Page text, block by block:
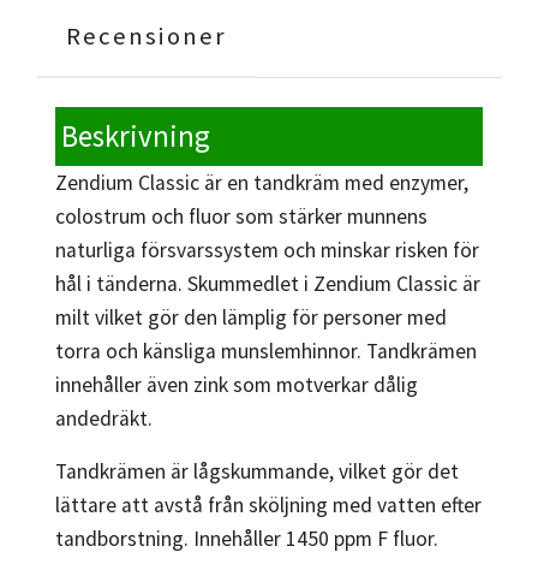
Recensioner
Beskrivning
Zendium Classic är en tandkräm med enzymer,
colostrum och fluor som stärker munnens
naturliga försvarssystem och minskar risken för
hål i tänderna. Skummedlet i Zendium Classic är
milt vilket gör den lämplig för personer med
torra och känsliga munslemhinnor. Tandkrämen
innehåller även zink som motverkar dålig
andedräkt.
Tandkrämen är lågskummande, vilket gör det
lättare att avstå från sköljning med vatten efter
tandborstning. Innehåller 1450 ppm F fluor.